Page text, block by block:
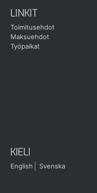
LINKIT
Toimitusehdot
Maksuehdot
Työpaikat
KIELI
English Svenska